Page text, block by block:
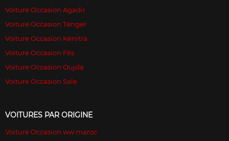
Voiture Occasion Agadir
Voiture Occasion Tanger
Voiture Occasion Kénitra
Voiture Occasion Fès
Voiture Occasion Oujda
Voiture Occasion Sale
VOITURES PAR ORIGINE
Voiture Occasion ww maroc